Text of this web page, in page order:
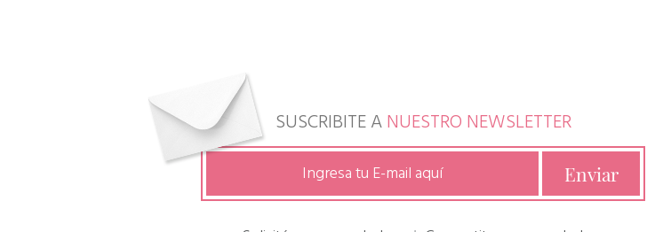
SUSCRIBITE ANUESTRO NEWSLETTER